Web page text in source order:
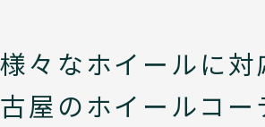
様々なホイールに対
古屋のホイールコー